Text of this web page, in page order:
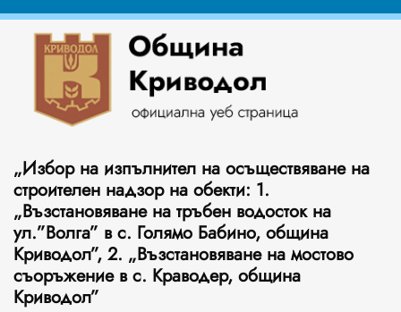
„Избор на изпълнител на осъществяване на
строителен надзор на обекти: 1.
„Възстановяване на тръбен водосток на
ул.”Волга” в с. Голямо Бабино, община
Криводол”, 2. „Възстановяване на мостово
съоръжение в с. Краводер, община
Криводол”